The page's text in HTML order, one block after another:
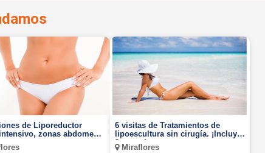
de Liporeductor
zonas abdomen y
6 visitas de Tratamientos de
lipoescultura sin cirugía. ¡Incluye
3 zonas!
Miraflores